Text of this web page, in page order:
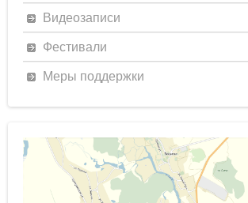
Видеозаписи
Фестивали
Меры поддержки